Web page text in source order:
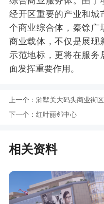
经开区重要的产业和城
个商业综合体，秦馀广
商业载体，不仅是展现
示范地标，更将在服务
面发挥重要作用。
上一个： 浒墅关大码头商业街区
下一个： 红叶丽邻中心
相关资料